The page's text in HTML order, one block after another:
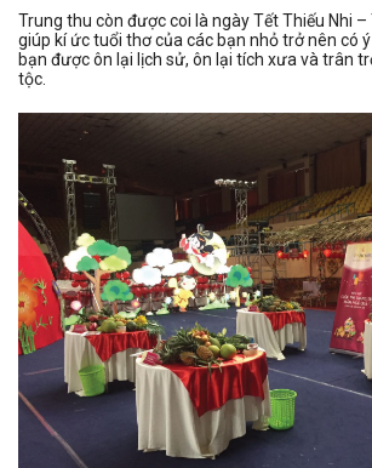
Trung thu còn được coi là ngày Tết Thiếu Nhi
giúp kí ức tuổi thơ của các bạn nhỏ trở nên có
bạn được ôn lại lịch sử, ôn lại tích xưa và trân
tộc.